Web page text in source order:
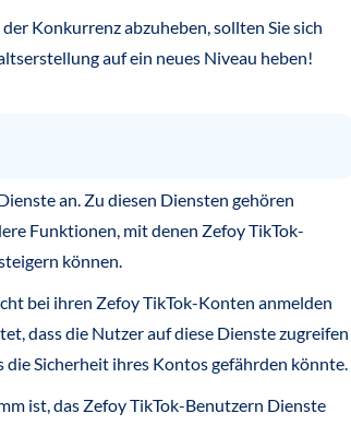
Konkurrenz abzuheben, sollten Sie sich
auf ein neues Niveau heben!
an. Zu diesen Diensten gehören
Funktionen, mit denen Zefoy TikTok-
können.
bei ihren Zefoy TikTok-Konten anmelden
dass die Nutzer auf diese Dienste zugreifen
Sicherheit ihres Kontos gefährden könnte.
ist, das Zefoy TikTok-Benutzern Dienste